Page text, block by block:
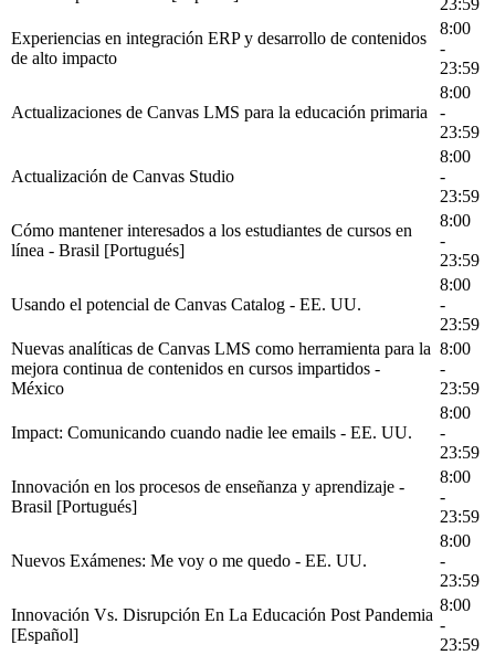
23:59
Experiencias en integración ERP y desarrollo de contenidos
de alto impacto
8:00
-
23:59
Actualizaciones de Canvas LMS para la educación primaria
8:00
-
23:59
Actualización de Canvas Studio
8:00
-
23:59
Cómo mantener interesados a los estudiantes de cursos en
línea - Brasil [Portugués]
8:00
-
23:59
Usando el potencial de Canvas Catalog - EE. UU.
8:00
-
23:59
Nuevas analíticas de Canvas LMS como herramienta para la
mejora continua de contenidos en cursos impartidos -
México
8:00
-
23:59
Impact: Comunicando cuando nadie lee emails - EE. UU.
8:00
-
23:59
Innovación en los procesos de enseñanza y aprendizaje -
Brasil [Portugués]
8:00
-
23:59
Nuevos Exámenes: Me voy o me quedo - EE. UU.
8:00
-
23:59
Innovación Vs. Disrupción En La Educación Post Pandemia
[Español]
8:00
-
23:59